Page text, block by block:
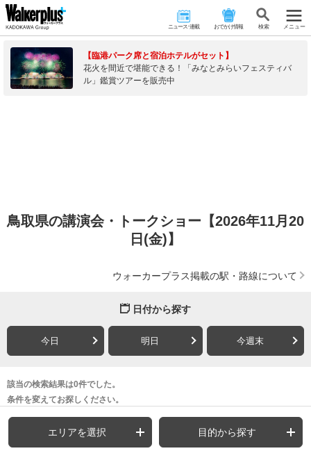
ニュース･連載 おでかけ情報 検 索 メニュー
【臨港パーク席と宿泊ホテルがセット】
花火を間近で堪能できる！「みなとみらいフェスティバ
ル」鑑賞ツアーを販売中
鳥取県の講演会・トークショー【2026年11月20
日(金)】
ウォーカープラス掲載の駅・路線について
日付から探す
今日 明日 今週末
該当の検索結果は0件でした。
条件を変えてお探しください。
エリアを選択 目的から探す